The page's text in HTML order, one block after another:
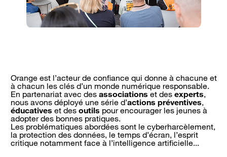
Orange est l’acteur de confiance qui donne à chacune et
à chacun les clés d’un monde numérique responsable.
En partenariat avec des associations et des experts,
nous avons déployé une série d’actions préventives,
éducatives et des outils pour encourager les jeunes à
adopter des bonnes pratiques.
Les problématiques abordées sont le cyberharcèlement,
la protection des données, le temps d’écran, l’esprit
critique notamment face à l’intelligence artificielle...